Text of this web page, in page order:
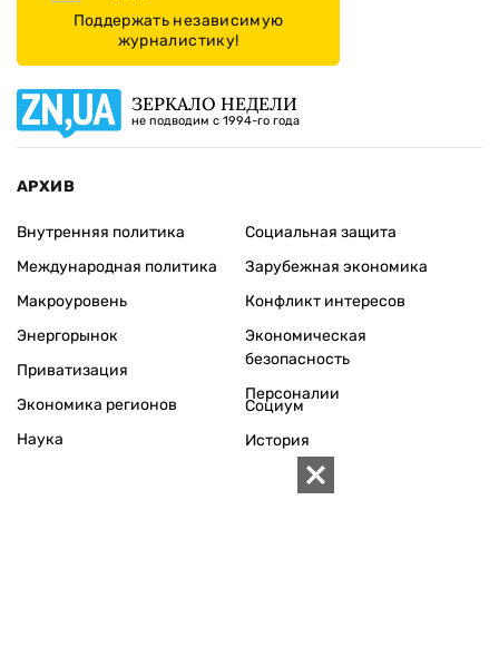
Поддержать независимую
журналистику!
ЗЕРКАЛО НЕДЕЛИ
не подводим с 1994-го года
АРХИВ
Внутренняя политика
Международная политика
Макроуровень
Энергорынок
Приватизация
Экономика регионов
Социальная защита
Зарубежная экономика
Конфликт интересов
Экономическая
безопасность
Персоналии
Наука
Социум
История
Круг семьи